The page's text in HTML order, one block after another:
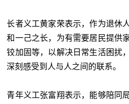
长者义工黄家荣表示，作为退休
和一己之长，为有需要居民提供
铰加固等，以解决日常生活困扰
深刻感受到人与人之间的联系。
青年义工张富翔表示，能够陪同